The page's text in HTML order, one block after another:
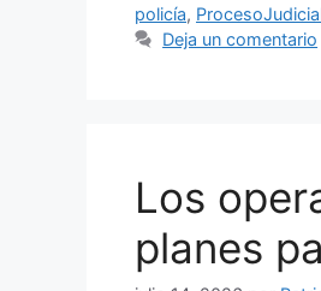
policía,
Deja un comentario
Los
planes